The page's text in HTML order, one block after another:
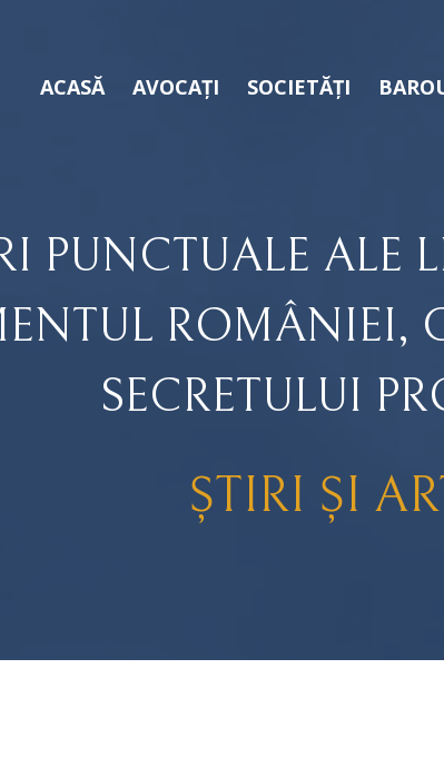
ACASĂ AVOCAȚI SOCIETĂȚI
PUNCTUALE ALE
ROMÂNIEI,
SECRETULUI
ȘTIRI ȘI